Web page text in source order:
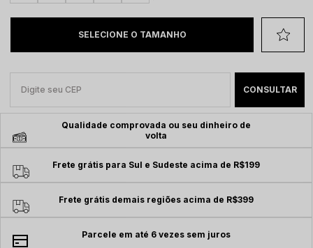
Qualidade comprovada ou seu dinheiro de
volta
Frete grátis para Sul e Sudeste acima de R$199
Frete grátis demais regiões acima de R$399
Parcele em até 6 vezes sem juros